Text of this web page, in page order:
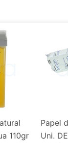
110gr
Papel
Uni.